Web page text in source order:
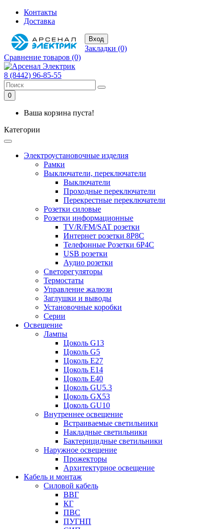
Контакты
Доставка
Вход
Закладки (0)
Сравнение товаров (0)
8 (8442) 96-85-55
0
Ваша корзина пуста!
Категории
Электроустановочные изделия
Рамки
Выключатели, переключатели
Выключатели
Проходные переключатели
Перекрестные переключатели
Розетки силовые
Розетки информационные
TV/R/FM/SAT розетки
Интернет розетки 8P8C
Телефонные Розетки 6P4C
USB розетки
Аудио розетки
Светорегуляторы
Термостаты
Управление жалюзи
Заглушки и выводы
Установочные коробки
Серии
Освещение
Лампы
Цоколь G13
Цоколь G5
Цоколь E27
Цоколь E14
Цоколь E40
Цоколь GU5.3
Цоколь GX53
Цоколь GU10
Внутреннее освещение
Встраиваемые светильники
Накладные светильники
Бактерицидные светильники
Наружное освещение
Прожекторы
Архитектурное освещение
Кабель и монтаж
Силовой кабель
ВВГ
КГ
ПВС
ПУГНП